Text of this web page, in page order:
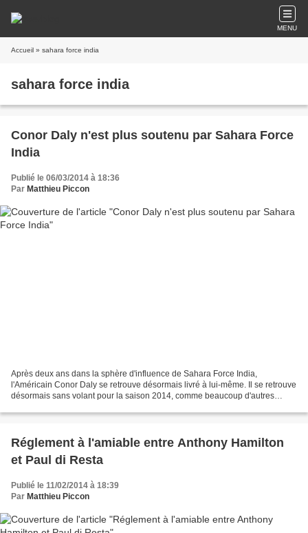
MENU
Accueil » sahara force india
sahara force india
Conor Daly n'est plus soutenu par Sahara Force
India
Publié le 06/03/2014 à 18:36
Par Matthieu Piccon
Après deux ans dans la sphère d'influence de Sahara Force India,
l'Américain Conor Daly se retrouve désormais livré à lui-même. Il se retrouve
désormais sans volant pour la saison 2014, comme beaucoup d'autres
Réglement à l'amiable entre Anthony Hamilton
et Paul di Resta
Publié le 11/02/2014 à 18:39
Par Matthieu Piccon